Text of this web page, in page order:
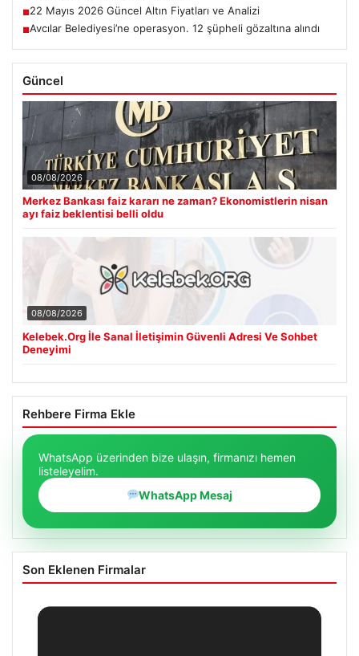
■22 Mayıs 2026 Güncel Altın Fiyatları ve Analizi
■Avcılar Belediyesi’ne operasyon. 12 şüpheli gözaltına alındı
Güncel
08/08/2026
Merkez Bankası faiz kararı ne zaman? Ekonomistlerin nisan
ayı faiz beklentisi belli oldu
08/08/2026
Kelebek.Org İle Sanal İletişimin Güvenli Adresi Ve Sohbet
Deneyimi
Rehbere Firma Ekle
WhatsApp üzerinden bize ulaşın, firmanızı hemen
listeleyelim.
WhatsApp Mesaj
Son Eklenen Firmalar